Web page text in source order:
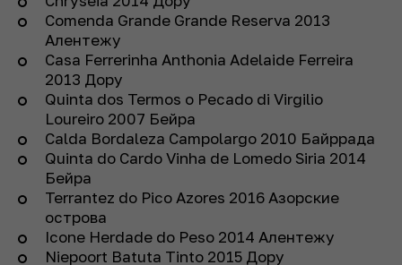
Comenda Grande Grande Reserva 2013
Алентежу
Casa Ferrerinha Anthonia Adelaide Ferreira
2013 Дору
Quinta dos Termos o Pecado di Virgilio
Loureiro 2007 Бейра
Calda Bordaleza Campolargo 2010 Байррада
Quinta do Cardo Vinha de Lomedo Siria 2014
Бейра
Terrantez do Pico Azores 2016 Азорские
острова
Icone Herdade do Peso 2014 Алентежу
Niepoort Batuta Tinto 2015 Дору